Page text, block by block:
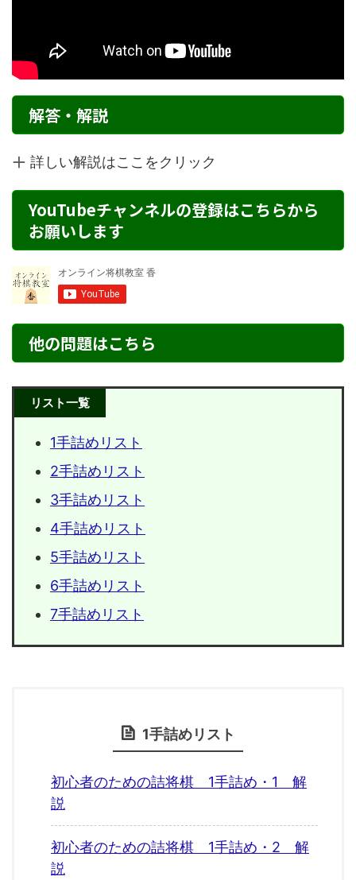
解答・解説
詳しい解説はここをクリック
YouTubeチャンネルの登録はこちらから
お願いします
他の問題はこちら
リスト一覧
1手詰めリスト
2手詰めリスト
3手詰めリスト
4手詰めリスト
5手詰めリスト
6手詰めリスト
7手詰めリスト
1手詰めリスト
初心者のための詰将棋 1手詰め・1 解
説
初心者のための詰将棋 1手詰め・2 解
説